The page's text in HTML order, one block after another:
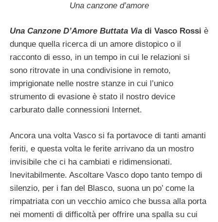
Una canzone d’amore
Una Canzone D’Amore Buttata Via di Vasco Rossi è
dunque quella ricerca di un amore distopico o il
racconto di esso, in un tempo in cui le relazioni si
sono ritrovate in una condivisione in remoto,
imprigionate nelle nostre stanze in cui l’unico
strumento di evasione è stato il nostro device
carburato dalle connessioni Internet.
Ancora una volta Vasco si fa portavoce di tanti amanti
feriti, e questa volta le ferite arrivano da un mostro
invisibile che ci ha cambiati e ridimensionati.
Inevitabilmente. Ascoltare Vasco dopo tanto tempo di
silenzio, per i fan del Blasco, suona un po’ come la
rimpatriata con un vecchio amico che bussa alla porta
nei momenti di difficoltà per offrire una spalla su cui